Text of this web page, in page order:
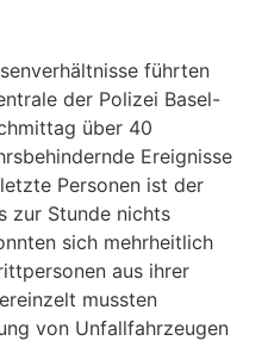
führten
der Polizei Basel-
über 40
Ereignisse
Personen ist der
zur Stunde nichts
sich mehrheitlich
aus ihrer
mussten
von Unfallfahrzeugen